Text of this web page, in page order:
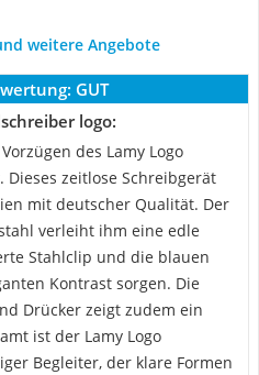
weitere Angebote
GUT
logo:
des Lamy Logo
zeitlose Schreibgerät
mit deutscher Qualität. Der
verleiht ihm eine edle
Stahlclip und die blauen
Kontrast sorgen. Die
Drücker zeigt zudem ein
ist der Lamy Logo
Begleiter, der klare Formen